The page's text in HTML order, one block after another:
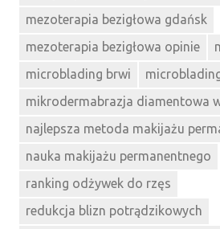
mezoterapia bezigłowa gdańsk
mezoterapia bezigłowa opinie
microblading brwi
mikrodermabrazja diamentowa
najlepsza metoda makijażu
nauka makijażu permanentnego
ranking odżywek do rzęs
redukcja blizn potrądzikowych